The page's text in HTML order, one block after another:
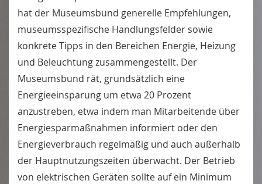
hat der Museumsbund generelle Empfehlungen,
museumsspezifische Handlungsfelder sowie
konkrete Tipps in den Bereichen Energie, Heizung
und Beleuchtung zusammengestellt. Der
Museumsbund rät, grundsätzlich eine
Energieeinsparung um etwa 20 Prozent
anzustreben, etwa indem man Mitarbeitende über
Energiesparmaßnahmen informiert oder den
Energieverbrauch regelmäßig und auch außerhalb
der Hauptnutzungszeiten überwacht. Der Betrieb
von elektrischen Geräten sollte auf ein Minimum